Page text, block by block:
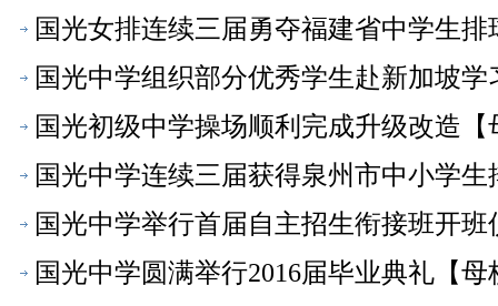
国光女排连续三届勇夺福建省中学生
国光中学组织部分优秀学生赴新加坡
国光初级中学操场顺利完成升级改造【
国光中学连续三届获得泉州市中小学
国光中学举行首届自主招生衔接班开
国光中学圆满举行2016届毕业典礼【母